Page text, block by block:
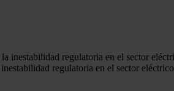
regulatoria en el sector eléctrico